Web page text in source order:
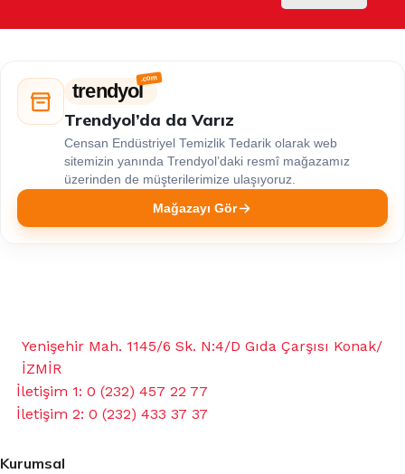
trendyol
Trendyol’da da Varız
Censan Endüstriyel Temizlik Tedarik olarak web
sitemizin yanında Trendyol’daki resmî mağazamız
üzerinden de müşterilerimize ulaşıyoruz.
Mağazayı Gör
Yenişehir Mah. 1145/6 Sk. N:4/D Gıda Çarşısı Konak/
İZMİR
İletişim 1: 0 (232) 457 22 77
İletişim 2: 0 (232) 433 37 37
Kurumsal